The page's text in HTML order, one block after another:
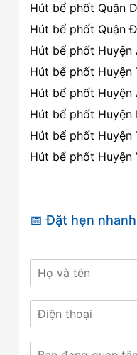
Hút bể phốt Quận
Hút bể phốt Quận
Hút bể phốt Huyện
Hút bể phốt Huyện
Hút bể phốt Huyện
Hút bể phốt Huyện
Hút bể phốt Huyện
Hút bể phốt Huyện
📅 Đặt hẹn nhanh